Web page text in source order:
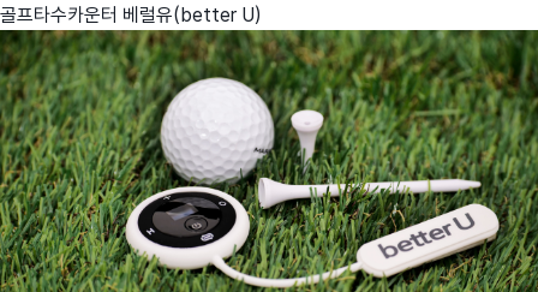
골프타수카운터 베럴유(better U)